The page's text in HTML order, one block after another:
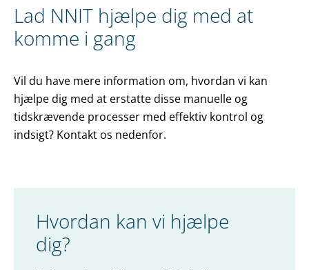
Lad NNIT hjælpe dig med at
komme i gang
Vil du have mere information om, hvordan vi kan
hjælpe dig med at erstatte disse manuelle og
tidskrævende processer med effektiv kontrol og
indsigt? Kontakt os nedenfor.
Hvordan kan vi hjælpe
dig?